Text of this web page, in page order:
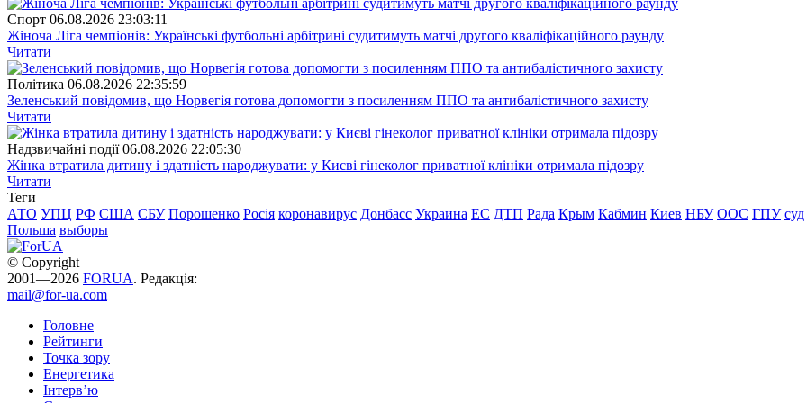
Спорт 06.08.2026 23:03:11
Жіноча Ліга чемпіонів: Українські футбольні арбітрині судитимуть матчі другого кваліфікаційного раунду
Читати
Полiтика 06.08.2026 22:35:59
Зеленський повідомив, що Норвегія готова допомогти з посиленням ППО та антибалістичного захисту
Читати
Надзвичайні події 06.08.2026 22:05:30
Жінка втратила дитину і здатність народжувати: у Києві гінеколог приватної клініки отримала підозру
Читати
Теги
АТО УПЦ РФ США СБУ Порошенко Росія коронавирус Донбасс Украина ЕС ДТП Рада Крым Кабмин Киев НБУ ООС ГПУ суд
Польша выборы
© Copyright
2001—2026 FORUA. Редакція:
mail@for-ua.com
Головне
Рейтинги
Точка зору
Енергетика
Інтерв’ю